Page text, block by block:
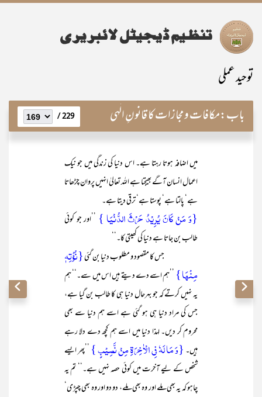
توحید عملی
باب:مکافات و مجازات کا قانونِ الٰہی 229 /
میں اضافہ ہوتا رہتا ہے۔ اس دنیا کی زندگی میں جو نیک
اعمال انسان آگے بھیجتا ہے اللہ تعالیٰ انہیں پروان چڑھاتا
ہے‘ پالتا ہے‘ پوستا ہے‘ ترقی دیتا ہے۔
{وَ مَنۡ کَانَ یُرِیۡدُ حَرۡثَ الدُّنۡیَا } ’’اور جو کوئی
طالب بن جاتا ہے دنیا کی کھیتی کا۔‘‘
جس کا مقصود و مطلوب دنیا بن گئی{نُؤۡتِہٖ
مِنۡہَا } ’’ہم اسے دے دیتے ہیں اس میں سے۔‘‘ ہم
یہ نہیں کرتے کہ جو بہرحال دنیا ہی کا طالب بن گیا ہے،
جس کی مراد دنیا ہی ہو گئی ہے اسے ہم دنیا سے بھی
محروم کر دیں۔ لہذا دنیا میں اسے ہم کچھ دے دلا رہے
ہیں۔{وَ مَا لَہٗ فِی الۡاٰخِرَۃِ مِنۡ نَّصِیۡبٍ } ’’پھر ایسے
شخص کے لیے آخرت میں کوئی حصہ نہیں ہے۔‘‘ تم یہ
چاہو کہ یہ بھی ملے اور وہ بھی ملے، دو دو اور وہ بھی چپڑی‘